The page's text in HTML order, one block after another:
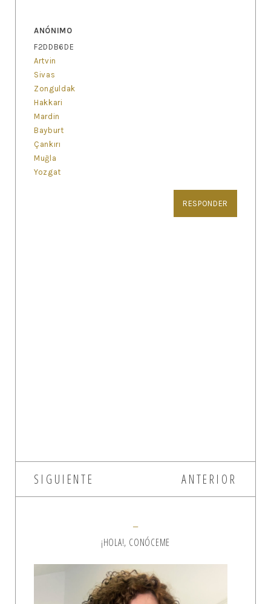
ANÓNIMO
F2DDB6DE
Artvin
Sivas
Zonguldak
Hakkari
Mardin
Bayburt
Çankırı
Muğla
Yozgat
RESPONDER
SIGUIENTE ANTERIOR
¡HOLA!, CONÓCEME